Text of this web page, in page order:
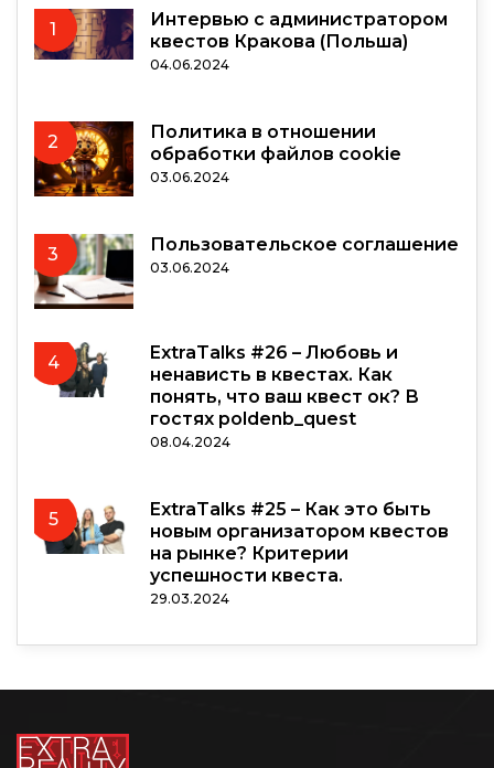
1
Интервью с администратором
квестов Кракова (Польша)
04.06.2024
2
Политика в отношении
обработки файлов cookie
03.06.2024
3 Пользовательское соглашение
03.06.2024
4
ExtraTalks #26 – Любовь и
ненависть в квестах. Как
понять, что ваш квест ок? В
гостях poldenb_quest
08.04.2024
5
ExtraTalks #25 – Как это быть
новым организатором квестов
на рынке? Критерии
успешности квеста.
29.03.2024